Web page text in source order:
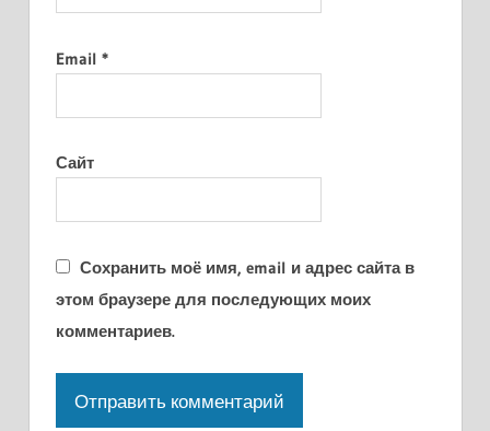
Email *
Сайт
Сохранить моё имя, email и адрес сайта в
этом браузере для последующих моих
комментариев.